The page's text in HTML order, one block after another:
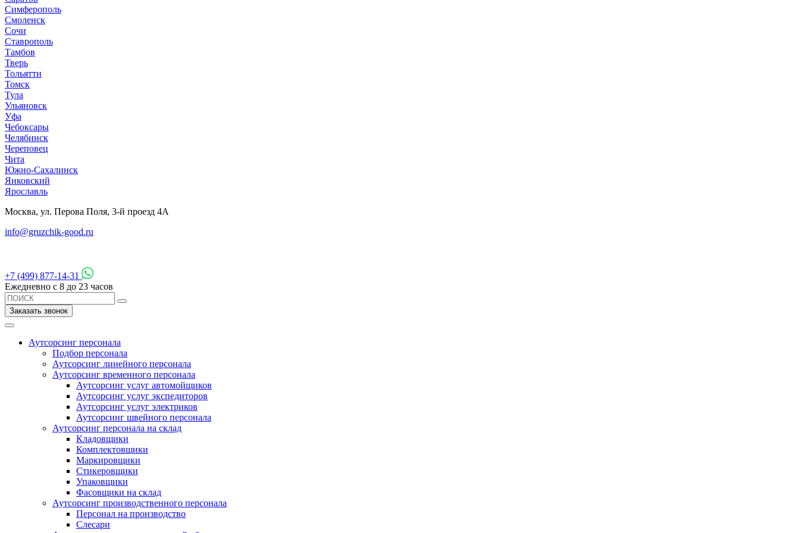
Симферополь
Смоленск
Сочи
Ставрополь
Тамбов
Тверь
Тольятти
Томск
Тула
Ульяновск
Уфа
Чебоксары
Челябинск
Череповец
Чита
Южно-Сахалинск
Янковский
Ярославль
Москва, ул. Перова Поля, 3-й проезд 4А
info@gruzchik-good.ru
+7 (499) 877-14-31
Ежедневно с 8 до 23 часов
Заказать звонок
Аутсорсинг персонала
Подбор персонала
Аутсорсинг линейного персонала
Аутсорсинг временного персонала
Аутсорсинг услуг автомойщиков
Аутсорсинг услуг экспедиторов
Аутсорсинг услуг электриков
Аутсорсинг швейного персонала
Аутсорсинг персонала на склад
Кладовщики
Комплектовщики
Маркировщики
Стикеровщики
Упаковщики
Фасовщики на склад
Аутсорсинг производственного персонала
Персонал на производство
Слесари